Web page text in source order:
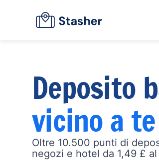
Deposito
vicino a te
Oltre 10.500 punti di
negozi e hotel da 1,49 £